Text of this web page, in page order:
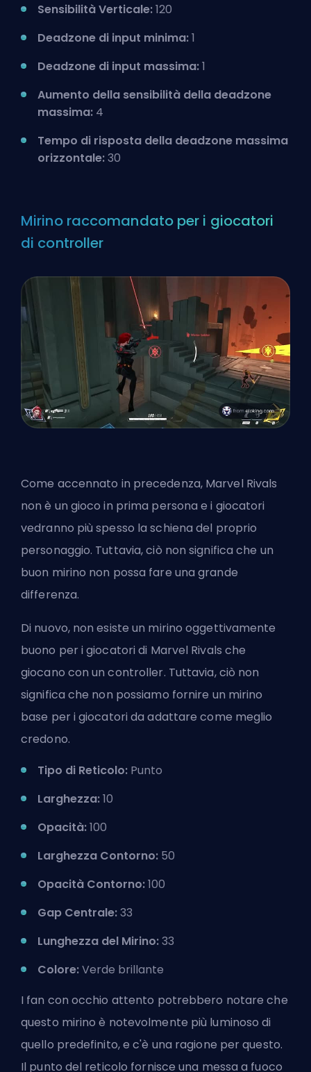
Sensibilità Verticale:120
Deadzone di input minima:1
Deadzone di input massima:1
Aumento della sensibilità della deadzone
massima: 4
Tempo di risposta della deadzone massima
orizzontale:30
Mirino raccomandato per i giocatori
di controller
Come accennato in precedenza, Marvel Rivals
non è un gioco in prima persona e i giocatori
vedranno più spesso la schiena del proprio
personaggio. Tuttavia, ciò non significa che un
buon mirino non possa fare una grande
differenza.
Di nuovo, non esiste un mirino oggettivamente
buono per i giocatori di Marvel Rivals che
giocano con un controller. Tuttavia, ciò non
significa che non possiamo fornire un mirino
base per i giocatori da adattare come meglio
credono.
Tipo di Reticolo: Punto
Larghezza:10
Opacità:100
Larghezza Contorno: 50
Opacità Contorno:100
Gap Centrale:33
Lunghezza del Mirino:33
Colore:Verde brillante
I fan con occhio attento potrebbero notare che
questo mirino è notevolmente più luminoso di
quello predefinito, e c'è una ragione per questo.
Il punto del reticolo fornisce una messa a fuoco